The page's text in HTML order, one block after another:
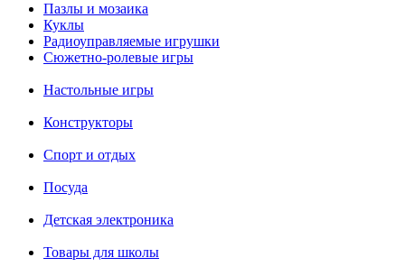
Пазлы и мозаика
Куклы
Радиоуправляемые игрушки
Сюжетно-ролевые игры
Настольные игры
Конструкторы
Спорт и отдых
Посуда
Детская электроника
Товары для школы